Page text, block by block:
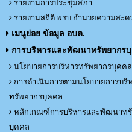
รายงานการประชุมสภา
รายงานสถิติ พรบ.อำนวยความสะด
เมนูย่อย ข้อมูล อบต.
การบริหารและพัฒนาทรัพยากร
นโยบายการบริหารทรัพยากรบุคคล
การดำเนินการตามนโยบายการบริ
ทรัพยากรบุคคล
หลักเกณฑ์การบริหารและพัฒนาท
บุคคล